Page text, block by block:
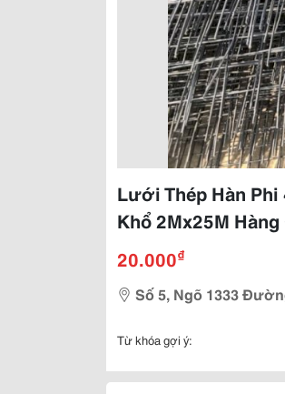
Lưới Thép Hàn Phi
Khổ 2Mx25M Hàng
20.000₫
Số 5, Ngõ 1333
Từ khóa gợi ý: